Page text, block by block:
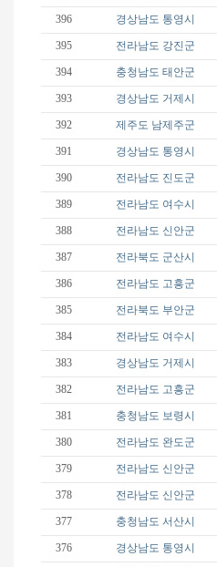
396 경상남도 통영시
395 전라남도 강진군
394 충청남도 태안군
393 경상남도 거제시
392 제주도 남제주군
391 경상남도 통영시
390 전라남도 진도군
389 전라남도 여수시
388 전라남도 신안군
387 전라북도 군산시
386 전라남도 고흥군
385 전라북도 부안군
384 전라남도 여수시
383 경상남도 거제시
382 전라남도 고흥군
381 충청남도 보령시
380 전라남도 완도군
379 전라남도 신안군
378 전라남도 신안군
377 충청남도 서산시
376 경상남도 통영시